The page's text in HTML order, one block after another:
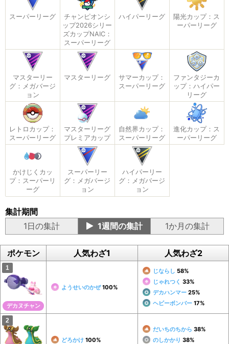
スーパーリーグ
チャンピオンシ
ップ2026シリー
ズカップNAIC：
スーパーリーグ
ハイパーリーグ
陽光カップ：ス
ーパーリーグ
マスターリー
グ：メガバージ
ョン
マスターリーグ
サマーカップ：
スーパーリーグ
ファンタジーカ
ップ：ハイパー
リーグ
レトロカップ：
スーパーリーグ
マスターリーグ
プレミアカップ
自然界カップ：
スーパーリーグ
進化カップ：ス
ーパーリーグ
かけじくカッ
プ：スーパーリ
ーグ
スーパーリー
グ：メガバージ
ョン
ハイパーリー
グ：メガバージ
ョン
集計期間
1日の集計
1週間の集計 1か月の集計
ポケモン 人気わざ1 人気わざ2
デカヌチャン
ようせいのかぜ 100%
じならし 58%
じゃれつく 33%
デカハンマー 25%
ヘビーボンバー 17%
どろかけ 100%
だいちのちから 38%
のしかかり 38%